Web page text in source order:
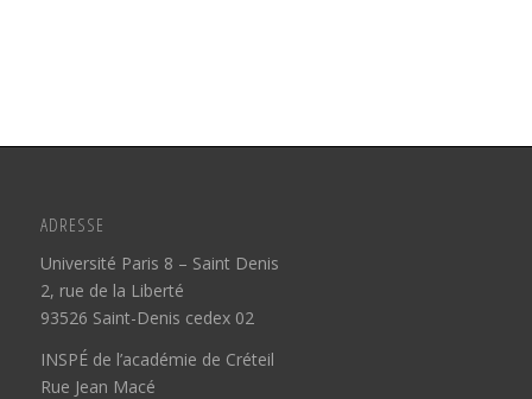
ADRESSE
Université Paris 8 – Saint Denis
2, rue de la Liberté
93526 Saint-Denis cedex 02
INSPÉ de l’académie de Créteil
Rue Jean Macé